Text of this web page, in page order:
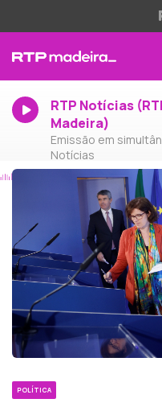
RTP Notícias
Madeira)
Emissão em
Notícias
POLÍTICA